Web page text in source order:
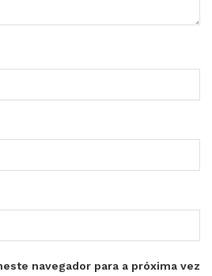
navegador para a próxima vez